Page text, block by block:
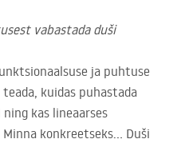
vabastada duši
ja puhtuse
kuidas puhastada
kas lineaarses
Minna konkreetseks… Duši